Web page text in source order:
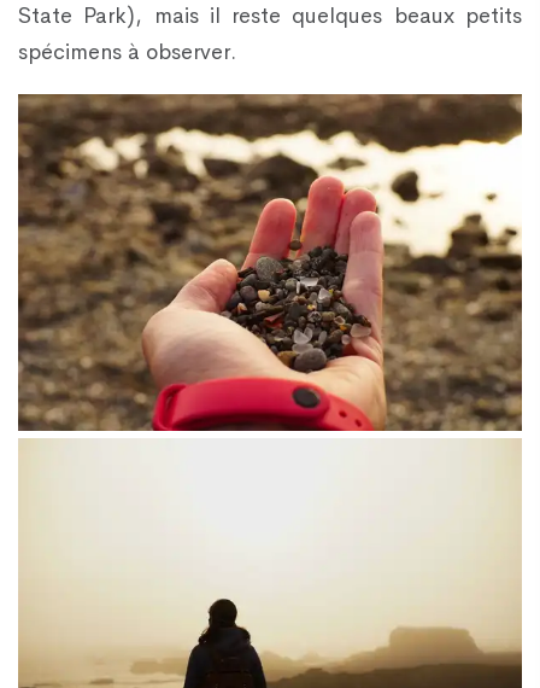
State Park), mais il reste quelques beaux petits
spécimens à observer.